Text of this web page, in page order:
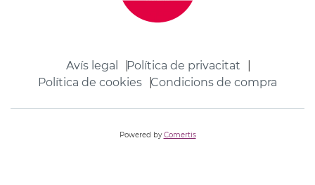
Avís legal
Política de privacitat
Política de cookies
Condicions de compra
Powered byComertis